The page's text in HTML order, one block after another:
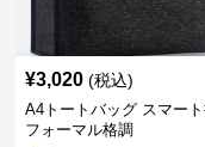
¥3,020 (税込)
A4トートバッグ スマー
フォーマル格調